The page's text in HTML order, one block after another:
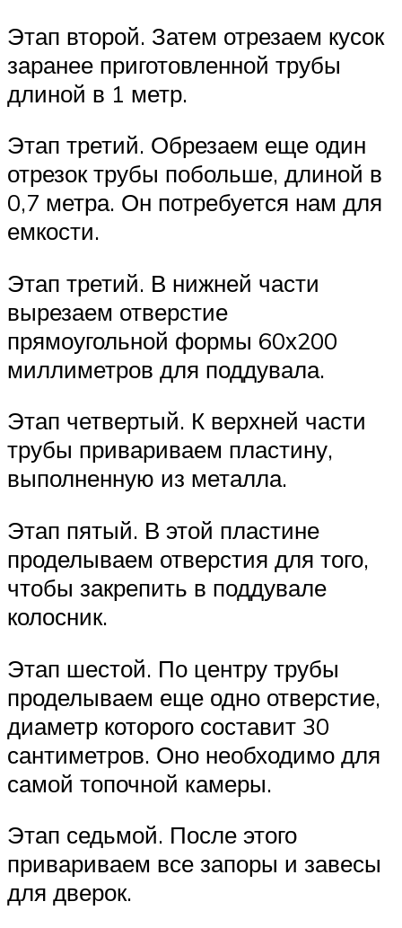
Этап второй. Затем отрезаем кусок
заранее приготовленной трубы
длиной в 1 метр.
Этап третий. Обрезаем еще один
отрезок трубы побольше, длиной в
0,7 метра. Он потребуется нам для
емкости.
Этап третий. В нижней части
вырезаем отверстие
прямоугольной формы 60х200
миллиметров для поддувала.
Этап четвертый. К верхней части
трубы привариваем пластину,
выполненную из металла.
Этап пятый. В этой пластине
проделываем отверстия для того,
чтобы закрепить в поддувале
колосник.
Этап шестой. По центру трубы
проделываем еще одно отверстие,
диаметр которого составит 30
сантиметров. Оно необходимо для
самой топочной камеры.
Этап седьмой. После этого
привариваем все запоры и завесы
для дверок.